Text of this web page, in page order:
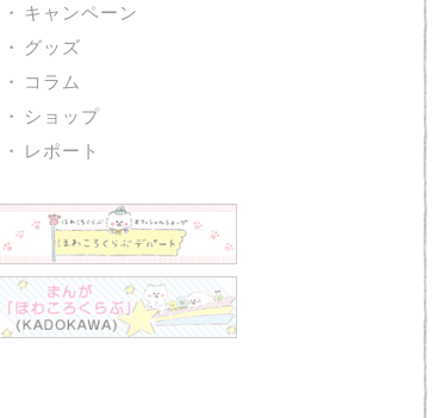
キャンペーン
グッズ
コラム
ショップ
レポート